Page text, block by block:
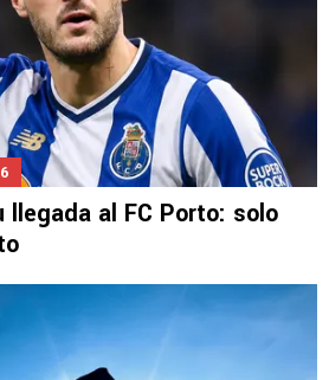
llegada al FC Porto: solo